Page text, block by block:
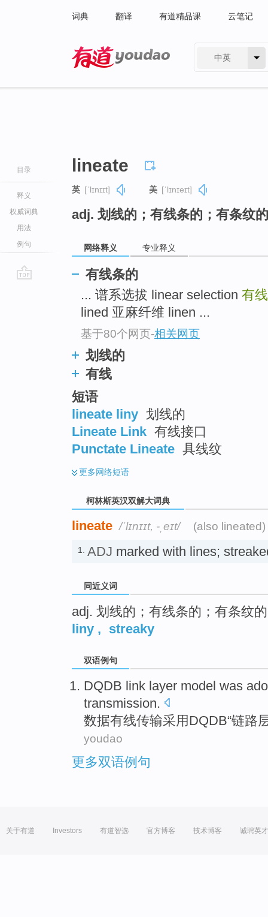
词典 翻译 有道精品课 云笔记
中英
目录
释义
权威词典
用法
例句
lineate
英 [ˈlɪnɪɪt] 美 [ˈlɪnɪeɪt]
adj. 划线的；有线条的；有条纹
网络释义 专业释义
有线条的
... 谱系选拔 linear selection 有
lined 亚麻纤维 linen ...
基于80个网页-相关网页
划线的
有线
短语
lineate liny 划线的
Lineate Link 有线接口
Punctate Lineate 具线纹
更多网络短语
柯林斯英汉双解大词典
lineate /ˈlɪnɪɪt, -ˌeɪt/ (also lineated)
1. ADJ marked with lines;
同近义词
adj. 划线的；有线条的；有条纹
liny , streaky
双语例句
DQDB link layer model was
transmission.
数据有线传输采用 DQDB“链路
youdao
更多双语例句
关于有道 Investors 有道智选 官方博客 技术博客 诚聘英才